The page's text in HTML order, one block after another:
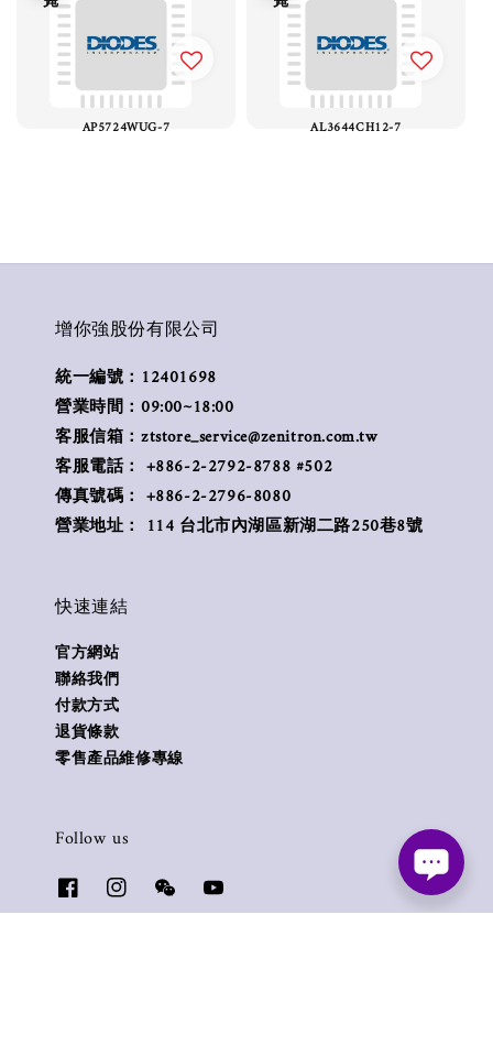
AP5724WUG-7 AL3644CH12-7
增你強股份有限公司
統一編號：12401698
營業時間：09:00~18:00
客服信箱：ztstore_service@zenitron.com.tw
客服電話： +886-2-2792-8788 #502
傳真號碼： +886-2-2796-8080
營業地址： 114 台北市內湖區新湖二路250巷8號
快速連結
官方網站
聯絡我們
付款方式
退貨條款
零售產品維修專線
Follow us